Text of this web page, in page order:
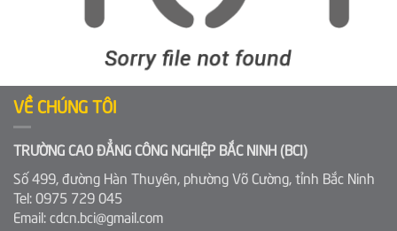
VỀ CHÚNG TÔI
TRƯỜNG CAO ĐẲNG CÔNG NGHIỆP BẮC NINH (BCI)
Số 499, đường Hàn Thuyên, phường Võ Cường, tỉnh Bắc Ninh
Tel: 0975 729 045
Email: cdcn.bci@gmail.com